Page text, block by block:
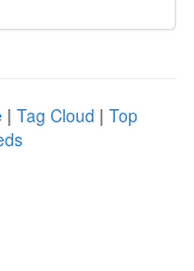
| Tag Cloud | Top